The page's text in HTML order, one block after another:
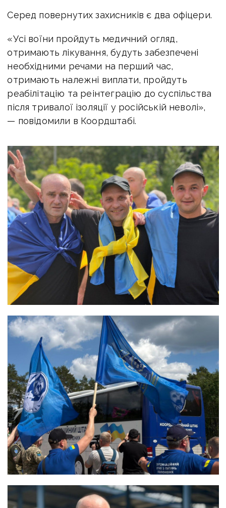
Серед повернутих захисників є два офіцери.
«Усі воїни пройдуть медичний огляд,
отримають лікування, будуть забезпечені
необхідними речами на перший час,
отримають належні виплати, пройдуть
реабілітацію та реінтеграцію до суспільства
після тривалої ізоляції у російській неволі»,
— повідомили в Коордштабі.